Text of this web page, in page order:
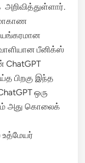
பீனிக்ஸ்
ChatGPT
பிறகு இந்த
ஒரு
அது கொலைக்
உத்மேயர்